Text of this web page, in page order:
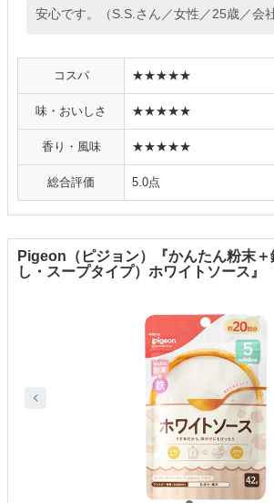
安心です。（S.S.さん／女性／25歳／会社
コスパ ★★★★★
味・おいしさ ★★★★★
香り・風味 ★★★★★
総合評価 5.0点
Pigeon（ピジョン）『かんたん粉末＋
し・スープタイプ）ホワイトソース』